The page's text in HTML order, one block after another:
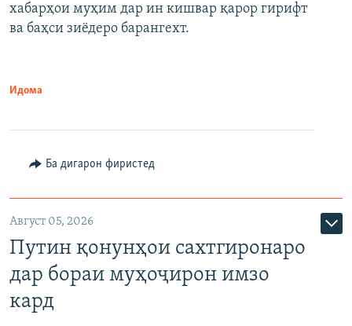
720p 1080p
хабарҳои муҳим дар ин кишвар қарор гирифт
ва баҳси зиёдеро барангехт.
Идома
Ба дигарон фиристед
Август 05, 2026
Путин қонунҳои сахтгиронаро
дар бораи муҳоҷирон имзо
кард